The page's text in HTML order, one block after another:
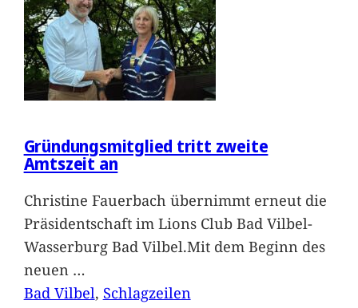
Gründungsmitglied tritt zweite
Amtszeit an
Christine Fauerbach übernimmt erneut die
Präsidentschaft im Lions Club Bad Vilbel-
Wasserburg Bad Vilbel.Mit dem Beginn des
neuen …
Bad Vilbel, Schlagzeilen